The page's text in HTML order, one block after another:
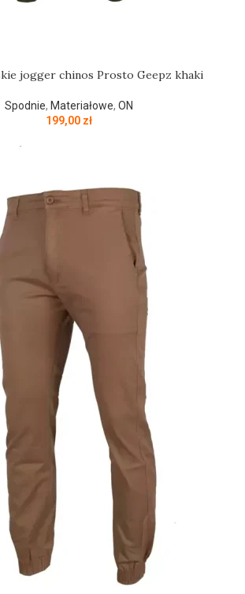
jogger chinos Prosto Geepz khaki
Spodnie, Materiałowe, ON
199,00 zł